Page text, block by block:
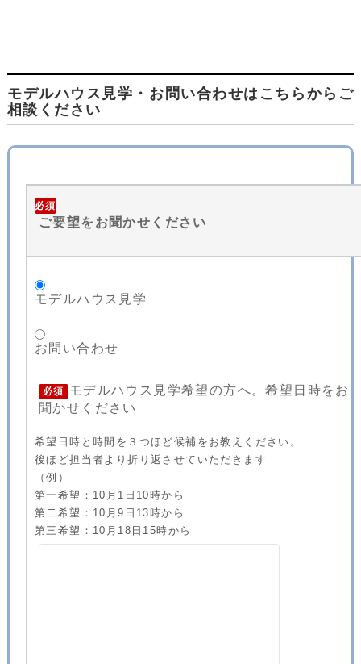
モデルハウス見学・お問い合わせはこちらからご
相談ください
必須
ご要望をお聞かせください
モデルハウス見学
お問い合わせ
必須
モデルハウス見学希望の方へ。希望日時をお
聞かせください
希望日時と時間を３つほど候補をお教えください。
後ほど担当者より折り返させていただきます
（例）
第一希望：10月1日10時から
第二希望：10月9日13時から
第三希望：10月18日15時から